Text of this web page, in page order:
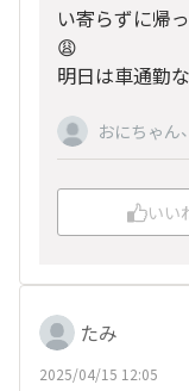
い寄らずに帰
😩
明日は車通勤
おにちゃん、
いい
たみ
2025/04/15 12:05